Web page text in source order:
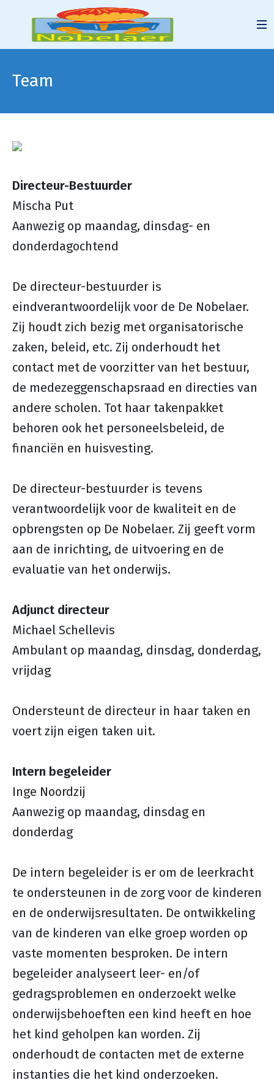
Team
Directeur-Bestuurder
Mischa Put
Aanwezig op maandag, dinsdag- en
donderdagochtend
De directeur-bestuurder is
eindverantwoordelijk voor de De Nobelaer.
Zij houdt zich bezig met organisatorische
zaken, beleid, etc. Zij onderhoudt het
contact met de voorzitter van het bestuur,
de medezeggenschapsraad en directies van
andere scholen. Tot haar takenpakket
behoren ook het personeelsbeleid, de
financiën en huisvesting.
De directeur-bestuurder is tevens
verantwoordelijk voor de kwaliteit en de
opbrengsten op De Nobelaer. Zij geeft vorm
aan de inrichting, de uitvoering en de
evaluatie van het onderwijs.
Adjunct directeur
Michael Schellevis
Ambulant op maandag, dinsdag, donderdag,
vrijdag
Ondersteunt de directeur in haar taken en
voert zijn eigen taken uit.
Intern begeleider
Inge Noordzij
Aanwezig op maandag, dinsdag en
donderdag
De intern begeleider is er om de leerkracht
te ondersteunen in de zorg voor de kinderen
en de onderwijsresultaten. De ontwikkeling
van de kinderen van elke groep worden op
vaste momenten besproken. De intern
begeleider analyseert leer- en/of
gedragsproblemen en onderzoekt welke
onderwijsbehoeften een kind heeft en hoe
het kind geholpen kan worden. Zij
onderhoudt de contacten met de externe
instanties die het kind onderzoeken.